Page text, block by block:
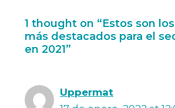
1 thought on “Estos son
más destacados para el
en 2021”
Uppermat